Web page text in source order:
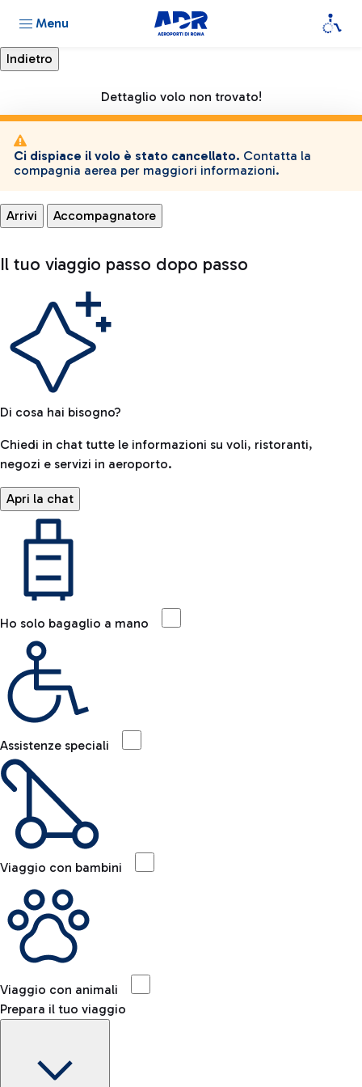
Menu
Dettaglio volo non trovato!
Ci dispiace il volo è stato cancellato. Contatta la
compagnia aerea per maggiori informazioni.
Arrivi Accompagnatore
Il tuo viaggio passo dopo passo
Di cosa hai bisogno?
Chiedi in chat tutte le informazioni su voli, ristoranti,
negozi e servizi in aeroporto.
Apri la chat
Ho solo bagaglio a mano
Assistenze speciali
Viaggio con bambini
Viaggio con animali
Prepara il tuo viaggio